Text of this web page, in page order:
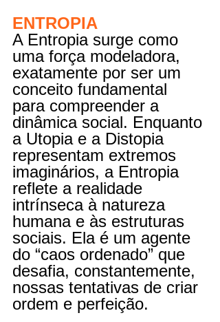
ENTROPIA
A Entropia surge como
uma força modeladora,
exatamente por ser um
conceito fundamental
para compreender a
dinâmica social. Enquanto
a Utopia e a Distopia
representam extremos
imaginários, a Entropia
reflete a realidade
intrínseca à natureza
humana e às estruturas
sociais. Ela é um agente
do “caos ordenado” que
desafia, constantemente,
nossas tentativas de criar
ordem e perfeição.